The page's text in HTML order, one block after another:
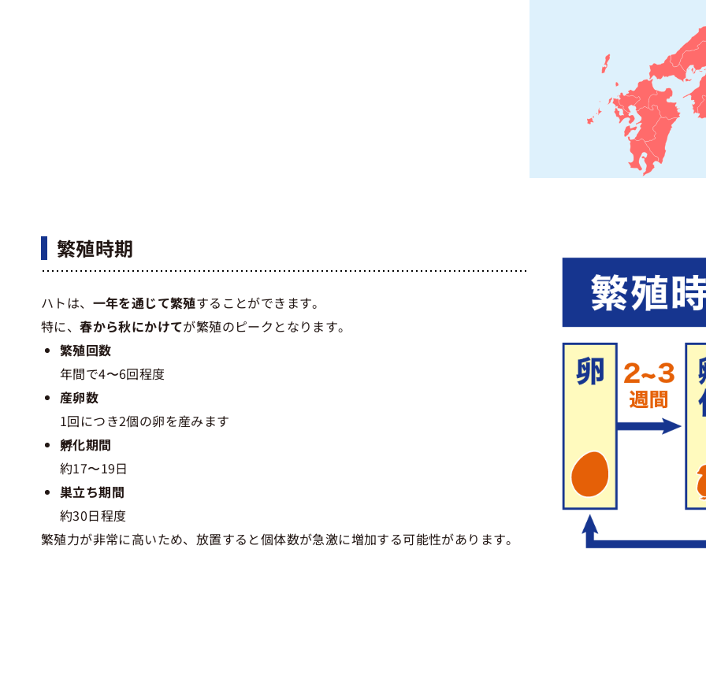
繁殖時期
ハトは、 一年を通じて繁殖することができます。
特に、春から秋にかけてが繁殖のピークとなります。
繁殖回数
年間で4〜6回程度
産卵数
1回につき2個の卵を産みます
孵化期間
約17〜19日
巣立ち期間
約30日程度
繁殖力が非常に高いため、放置すると個体数が急激に増加する可能性があります。